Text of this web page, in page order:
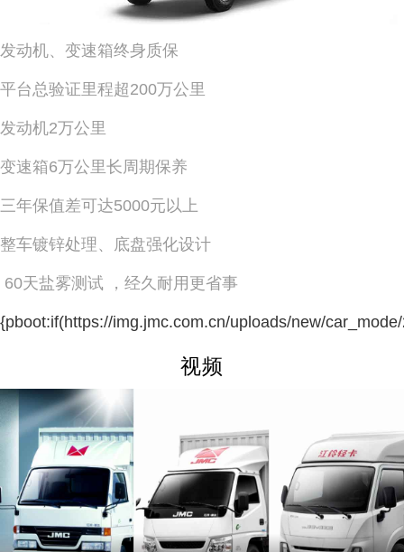
发动机、变速箱终身质保
平台总验证里程超200万公里
发动机2万公里
变速箱6万公里长周期保养
三年保值差可达5000元以上
整车镀锌处理、底盘强化设计
60天盐雾测试 ，经久耐用更省事
{pboot:if(https://img.jmc.com.cn/uploads/new/
视频